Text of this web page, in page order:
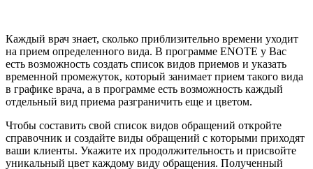
Каждый врач знает, сколько приблизительно времени уходит
на прием определенного вида. В программе ENOTE у Вас
есть возможность создать список видов приемов и указать
временной промежуток, который занимает прием такого вида
в графике врача, а в программе есть возможность каждый
отдельный вид приема разграничить еще и цветом.
Чтобы составить свой список видов обращений откройте
справочник и создайте виды обращений с которыми приходят
ваши клиенты. Укажите их продолжительность и присвойте
уникальный цвет каждому виду обращения. Полученный